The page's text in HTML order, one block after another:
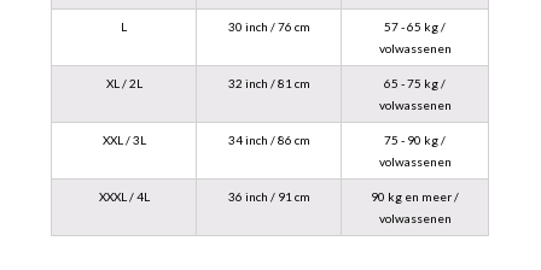
L 30 inch / 76 cm
57 - 65 kg /
volwassenen
XL / 2L 32 inch / 81 cm
65 - 75 kg /
volwassenen
XXL / 3L 34 inch / 86 cm
75 - 90 kg /
volwassenen
XXXL / 4L 36 inch / 91 cm
90 kg en meer /
volwassenen